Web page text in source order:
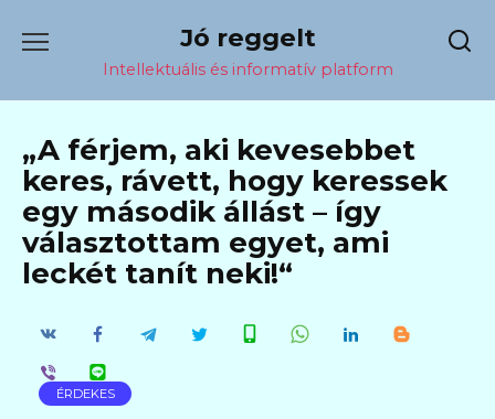
содержанию
Jó reggelt
Intellektuális és informatív platform
„A férjem, aki kevesebbet
keres, rávett, hogy keressek
egy második állást – így
választottam egyet, ami
leckét tanít neki!“
ÉRDEKES